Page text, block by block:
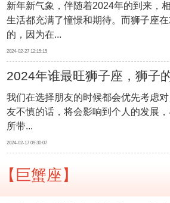
新年新气象，伴随着2024年的到来，
生活都充满了憧憬和期待。而狮子座
的，因为在...
2024-02-27 12:15:15
2024年谁最旺狮子座，狮子
我们在选择朋友的时候都会优先考虑
友不慎的话，将会影响到个人的发展，
所带...
2024-02-17 09:30:07
【巨蟹座】